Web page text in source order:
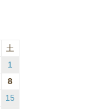
土
1
8
15